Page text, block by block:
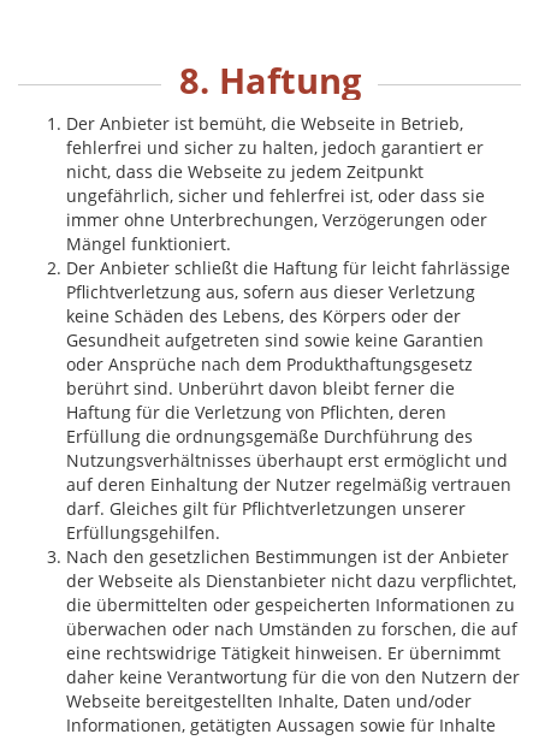
8. Haftung
Der Anbieter ist bemüht, die Webseite in Betrieb,
fehlerfrei und sicher zu halten, jedoch garantiert er
nicht, dass die Webseite zu jedem Zeitpunkt
ungefährlich, sicher und fehlerfrei ist, oder dass sie
immer ohne Unterbrechungen, Verzögerungen oder
Mängel funktioniert.
Der Anbieter schließt die Haftung für leicht fahrlässige
Pflichtverletzung aus, sofern aus dieser Verletzung
keine Schäden des Lebens, des Körpers oder der
Gesundheit aufgetreten sind sowie keine Garantien
oder Ansprüche nach dem Produkthaftungsgesetz
berührt sind. Unberührt davon bleibt ferner die
Haftung für die Verletzung von Pflichten, deren
Erfüllung die ordnungsgemäße Durchführung des
Nutzungsverhältnisses überhaupt erst ermöglicht und
auf deren Einhaltung der Nutzer regelmäßig vertrauen
darf. Gleiches gilt für Pflichtverletzungen unserer
Erfüllungsgehilfen.
Nach den gesetzlichen Bestimmungen ist der Anbieter
der Webseite als Dienstanbieter nicht dazu verpflichtet,
die übermittelten oder gespeicherten Informationen zu
überwachen oder nach Umständen zu forschen, die auf
eine rechtswidrige Tätigkeit hinweisen. Er übernimmt
daher keine Verantwortung für die von den Nutzern der
Webseite bereitgestellten Inhalte, Daten und/oder
Informationen, getätigten Aussagen sowie für Inhalte